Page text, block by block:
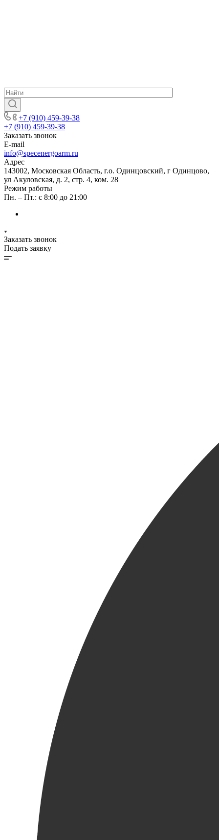
+7 (910) 459-39-38
+7 (910) 459-39-38
Заказать звонок
E-mail
info@specenergoarm.ru
Адрес
143002, Московская Область, г.о. Одинцовский, г Одинцово,
ул Акуловская, д. 2, стр. 4, ком. 28
Режим работы
Пн. – Пт.: с 8:00 до 21:00
Заказать звонок
Подать заявку